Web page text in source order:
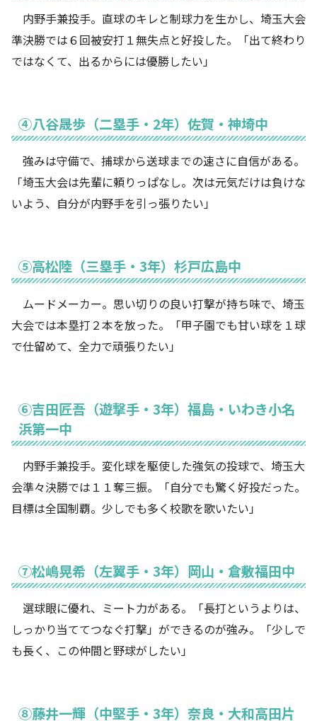
内野手兼投手。直球のキレと制球力を生かし、埼玉大会
準決勝では６回被安打１無失点と好投した。「出て終わり
ではなくて、出るからには優勝したい」
④八谷晟歩（二塁手・2年）佐賀・神埼中
強みは守備で、捕球から送球までの速さに自信がある。
「埼玉大会は先輩に頼りっぱなし。次は元気だけは負けな
いよう、自分が内野手を引っ張りたい」
⑤高松陸（三塁手・3年）杉戸広島中
ムードメーカー。思い切りの良い打撃が持ち味で、埼玉
大会では本塁打２本を放った。「甲子園でも甘い球を１球
で仕留めて、全力で頑張りたい」
⑥吉田匠吾（遊撃手・3年）福島・いわき小名
浜第一中
内野手兼投手。変化球を駆使した強気の投球で、埼玉大
会準々決勝では１１奪三振。「自分でも驚く好投だった。
目標は全国制覇。少しでも多く校歌を歌いたい」
⑦松嶋晃希（左翼手・3年）岡山・倉敷福田中
選球眼に優れ、ミート力がある。「長打というよりは、
しっかり当ててつなぐ打撃」ができるのが強み。「少しで
も長く、この仲間と野球がしたい」
⑧藤井一輝（中堅手・3年）奈良・大和高田片